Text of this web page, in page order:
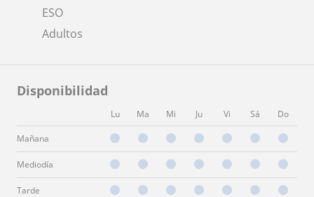
ESO
Adultos
Disponibilidad
Lu Ma Mi Ju Vi Sá Do
Mañana
Mediodía
Tarde